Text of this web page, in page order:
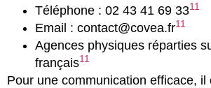
Téléphone : 02 43 41 69 3311
Email : contact@covea.fr11
Agences physiques réparties
français11
Pour une communication efficace, il